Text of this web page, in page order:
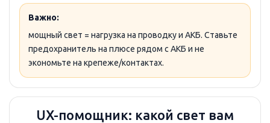
Важно:
мощный свет = нагрузка на проводку и АКБ. Ставьте
предохранитель на плюсе рядом с АКБ и не
экономьте на крепеже/контактах.
UX-помощник: какой свет вам